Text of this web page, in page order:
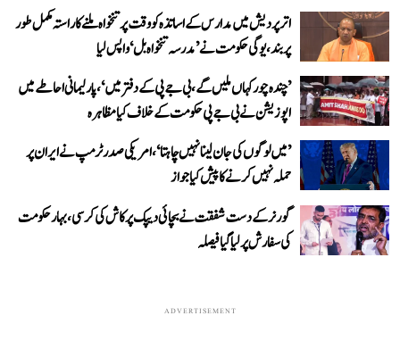
اتر پردیش میں مدارس کے اساتذہ کو وقت پر تنخواہ ملنے کا راستہ مکمل طور
پر بند، یوگی حکومت نے ’مدرسہ تنخواہ بل‘ واپس لیا
’چندہ چور کہاں ملیں گے، بی جے پی کے دفتر میں‘، پارلیمانی احاطے میں
اپوزیشن نے بی جے پی حکومت کے خلاف کیا مظاہرہ
’میں لوگوں کی جان لینا نہیں چاہتا‘، امریکی صدر ٹرمپ نے ایران پر
حملہ نہیں کرنے کا پیش کیا جواز
گورنر کے دست شفقت نے بچائی دیپک پرکاش کی کرسی، بہار حکومت
کی سفارش پر لیا گیا فیصلہ
ADVERTISEMENT